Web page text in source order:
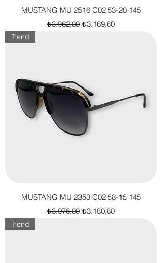
MUSTANG MU 2516 C02 53-20 145
Normal Fiyat
₺3.962,00 İndirimli Fiyat
₺3.169,60
Trend
MUSTANG MU 2353 C02 58-15 145
Normal Fiyat
₺3.976,00 İndirimli Fiyat
₺3.180,80
Trend